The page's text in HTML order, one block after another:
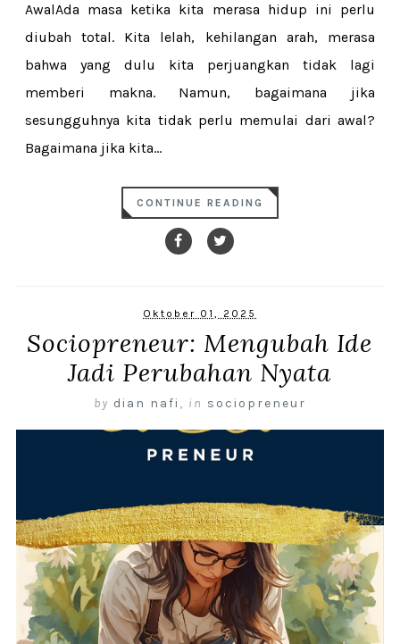
AwalAda masa ketika kita merasa hidup ini perlu
diubah total. Kita lelah, kehilangan arah, merasa
bahwa yang dulu kita perjuangkan tidak lagi
memberi makna. Namun, bagaimana jika
sesungguhnya kita tidak perlu memulai dari awal?
Bagaimana jika kita...
CONTINUE READING
Oktober 01, 2025
Sociopreneur: Mengubah Ide
Jadi Perubahan Nyata
by dian nafi , in sociopreneur